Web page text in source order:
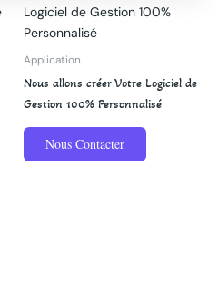
Application
Nous allons créer Votre Logiciel de
Gestion 100% Personnalisé
Nous Contacter